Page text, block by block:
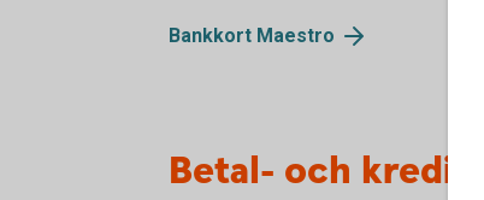
Bankkort Maestro
Betal- och